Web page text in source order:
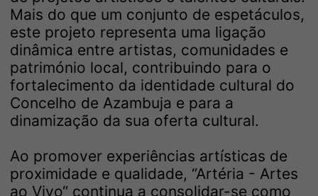
Mais do que um conjunto de espetáculos,
este projeto representa uma ligação
dinâmica entre artistas, comunidades e
património local, contribuindo para o
fortalecimento da identidade cultural do
Concelho de Azambuja e para a
dinamização da sua oferta cultural.
Ao promover experiências artísticas de
proximidade e qualidade, “Artéria - Artes
ao Vivo“ continua a consolidar-se como